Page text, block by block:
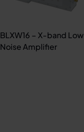
BLXW16 – X-band Low
Noise Amplifier